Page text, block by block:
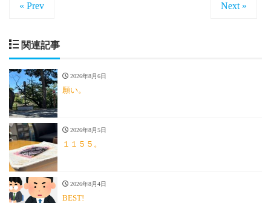
« Prev Next »
関連記事
2026年8月6日
願い。
2026年8月5日
１１５５。
2026年8月4日
BEST!